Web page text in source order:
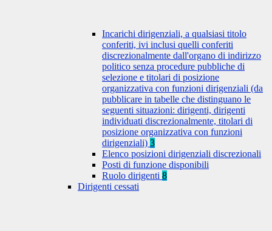
Incarichi dirigenziali, a qualsiasi titolo
conferiti, ivi inclusi quelli conferiti
discrezionalmente dall'organo di indirizzo
politico senza procedure pubbliche di
selezione e titolari di posizione
organizzativa con funzioni dirigenziali (da
pubblicare in tabelle che distinguano le
seguenti situazioni: dirigenti, dirigenti
individuati discrezionalmente, titolari di
posizione organizzativa con funzioni
dirigenziali) 3
Elenco posizioni dirigenziali discrezionali
Posti di funzione disponibili
Ruolo dirigenti 8
Dirigenti cessati